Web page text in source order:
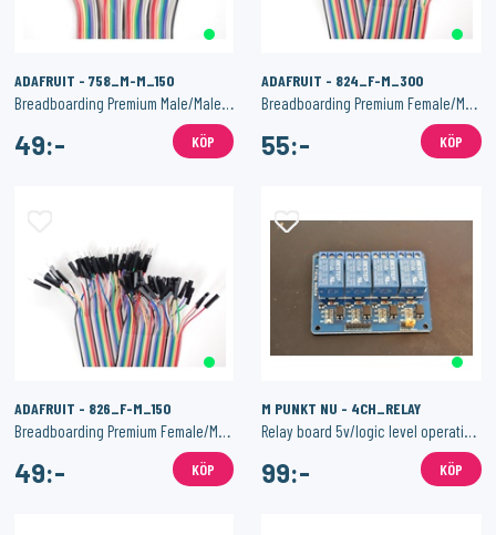
ADAFRUIT - 758_M-M_150
49:- KÖP
ADAFRUIT - 824_F-M_300
55:- KÖP
ADAFRUIT - 826_F-M_150
Breadboarding Premium Female/Male 'Extension' Jumper Wires - 40 x 6" (150mm)
49:- KÖP
M PUNKT NU - 4CH_RELAY
Relay board 5v/logic level operation 4 channels - assembled
99:- KÖP